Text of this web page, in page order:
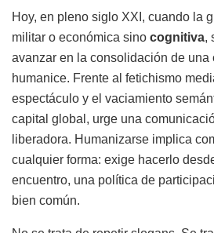
Hoy, en pleno siglo XXI, cuando la
militar o económica sino cognitiva,
avanzar en la consolidación de una
humanice. Frente al fetichismo
espectáculo y el vaciamiento
capital global, urge una
liberadora. Humanizarse implica
cualquier forma: exige hacerlo
encuentro, una política de
bien común.